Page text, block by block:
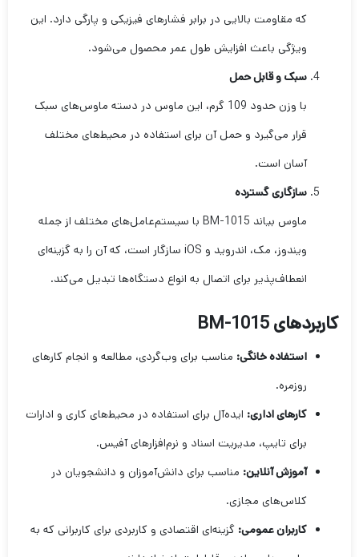
که مقاومت بالایی در برابر فشارهای فیزیکی و پارگی دارد. این
ویژگی باعث افزایش طول عمر محصول می‌شود.
سبک و قابل حمل
با وزن حدود 109 گرم، این ماوس در دسته ماوس‌های سبک
قرار می‌گیرد و حمل آن برای استفاده در محیط‌های مختلف
آسان است.
سازگاری گسترده
ماوس بیاند BM-1015 با سیستم‌عامل‌های مختلف از جمله
ویندوز، مک، اندروید و iOS سازگار است، که آن را به گزینه‌ای
انعطاف‌پذیر برای اتصال به انواع دستگاه‌ها تبدیل می‌کند.
کاربردهای BM-1015
استفاده خانگی: مناسب برای وب‌گردی، مطالعه و انجام کارهای
روزمره.
کارهای اداری: ایده‌آل برای استفاده در محیط‌های کاری و ادارات
برای تایپ، مدیریت اسناد و نرم‌افزارهای آفیس.
آموزش آنلاین: مناسب برای دانش‌آموزان و دانشجویان در
کلاس‌های مجازی.
کاربران عمومی: گزینه‌ای اقتصادی و کاربردی برای کاربرانی که به